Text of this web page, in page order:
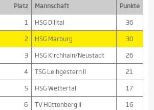
Platz Mannschaft
Punkte
1
HSG Dilltal
36
2
HSG Marburg
30
3
HSG Kirchhain/Neustadt
26
4
TSG Leihgestern II
21
5
HSG Wettertal
17
6
TV Hüttenberg II
16